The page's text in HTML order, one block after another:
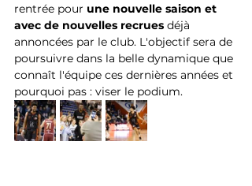
rentrée pour une nouvelle saison et
avec de nouvelles recrues déjà
annoncées par le club. L'objectif sera de
poursuivre dans la belle dynamique que
connaît l'équipe ces dernières années et
pourquoi pas : viser le podium.